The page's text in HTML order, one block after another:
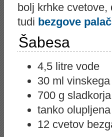
bolj krhke
tudi bezgove
Šabesa
4,5 litre vode
30 ml
700 g sladkorja
tanko
12 cvetov